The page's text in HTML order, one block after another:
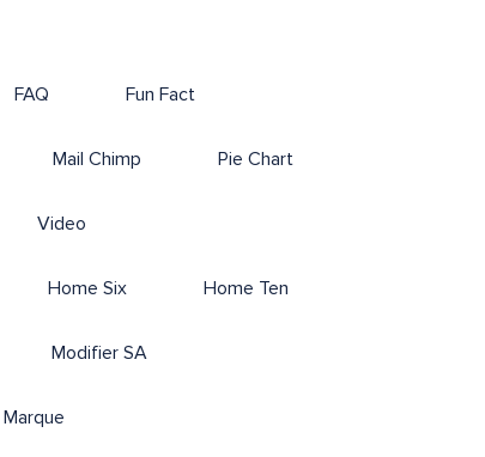
FAQ Fun Fact
Mail Chimp Pie Chart
Video
Home Six Home Ten
Modifier SA